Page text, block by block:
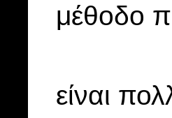
μέθοδο
είναι